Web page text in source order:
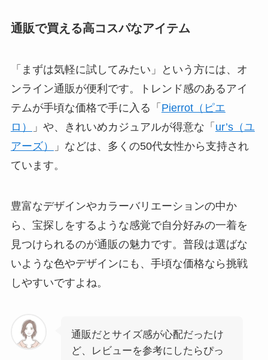
通販で買える高コスパなアイテム
「まずは気軽に試してみたい」という方には、オ
ンライン通販が便利です。トレンド感のあるアイ
テムが手頃な価格で手に入る「 Pierrot（ピエ
ロ）
」や、きれいめカジュアルが得意な「 ur’s（ユ
アーズ）
」などは、多くの50代女性から支持され
ています。
豊富なデザインやカラーバリエーションの中か
ら、 宝探しをするような感覚で自分好みの一着を
見つけられるのが通販の魅力です。普段は選ばな
いような色やデザインにも、手頃な価格なら挑戦
しやすいですよね。
通販だとサイズ感が心配だったけ
ど、レビューを参考にしたらぴっ